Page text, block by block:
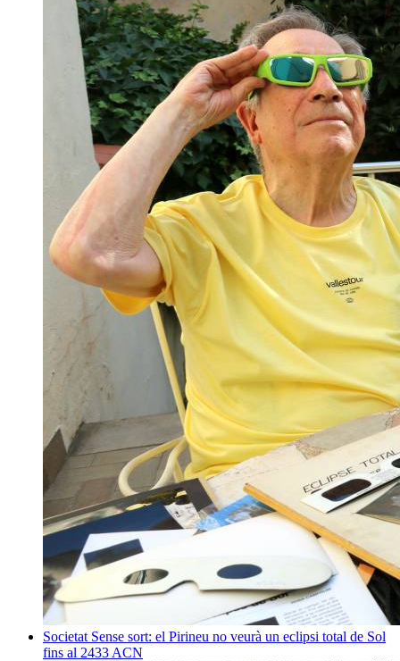
Societat Sense sort: el Pirineu no veurà un eclipsi total de Sol
fins al 2433 ACN